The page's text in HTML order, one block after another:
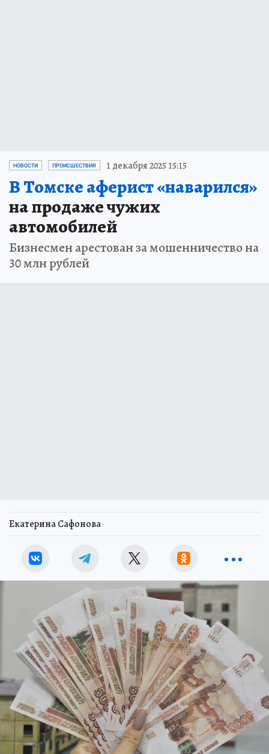
НОВОСТИ ПРОИСШЕСТВИЯ 1 декабря 2025 15:15
В Томске аферист «наварился»
на продаже чужих
автомобилей
Бизнесмен арестован за мошенничество на
30 млн рублей
Екатерина Сафонова